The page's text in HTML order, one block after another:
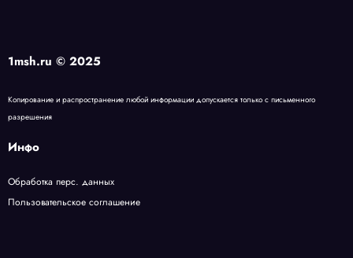
1msh.ru © 2025
Копирование и распространение любой информации допускается только с письменного
разрешения
Инфо
Обработка перс. данных
Пользовательское соглашение